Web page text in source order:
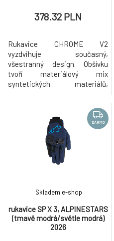
378.32 PLN
Rukavice CHROME V2
vyzdvihuje současný,
všestranný design. Obšívku
tvoří materiálový mix
syntetických materiálů,
krátké rukavice nabízejí
perfektní kombinaci stylu a
funkčnosti. Střihové provedení
v rámci dámské kolekce
STELLA. Konstrukce: Vnější
vrstva dlaně z trvanlivého a o
DARMO
rukavice SP X 3, ALPINESTARS
(tmavě modrá/světle modrá)
2026
Skladem e-shop